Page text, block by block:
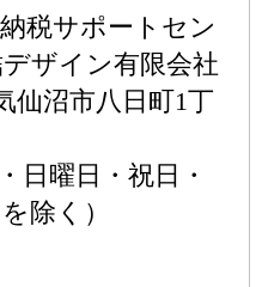
税サポートセン
ザイン有限会社
仙沼市八日町1丁
日曜日・祝日・
除く）